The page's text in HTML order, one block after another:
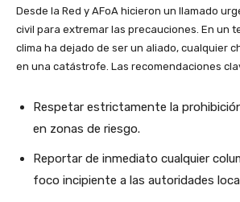
Desde la Red y AFoA hicieron un llamado
civil para extremar las precauciones. En un
clima ha dejado de ser un aliado, cualquier
en una catástrofe. Las recomendaciones
Respetar estrictamente la
en zonas de riesgo.
Reportar de inmediato cualquier
foco incipiente a las autoridades